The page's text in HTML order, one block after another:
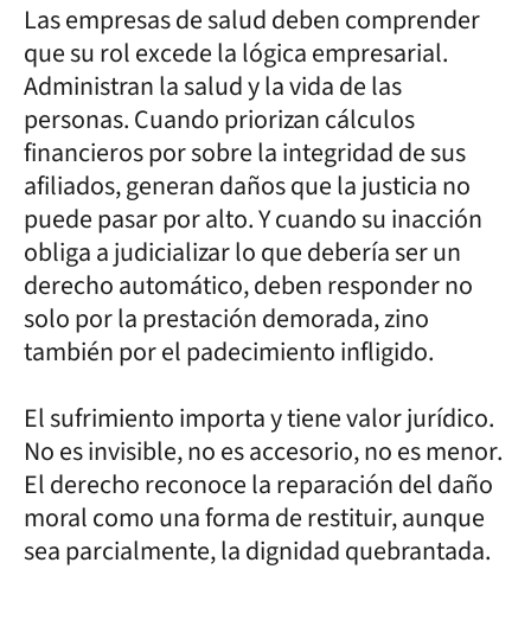
Las empresas de salud deben comprender
que su rol excede la lógica empresarial.
Administran la salud y la vida de las
personas. Cuando priorizan cálculos
financieros por sobre la integridad de sus
afiliados, generan daños que la justicia no
puede pasar por alto. Y cuando su inacción
obliga a judicializar lo que debería ser un
derecho automático, deben responder no
solo por la prestación demorada, zino
también por el padecimiento infligido.
El sufrimiento importa y tiene valor jurídico.
No es invisible, no es accesorio, no es menor.
El derecho reconoce la reparación del daño
moral como una forma de restituir, aunque
sea parcialmente, la dignidad quebrantada.